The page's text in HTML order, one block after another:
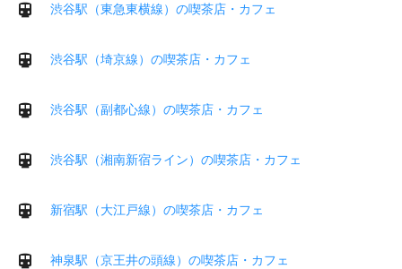
渋谷駅（東急東横線）の喫茶店・カフェ
渋谷駅（埼京線）の喫茶店・カフェ
渋谷駅（副都心線）の喫茶店・カフェ
渋谷駅（湘南新宿ライン）の喫茶店・カフェ
新宿駅（大江戸線）の喫茶店・カフェ
神泉駅（京王井の頭線）の喫茶店・カフェ